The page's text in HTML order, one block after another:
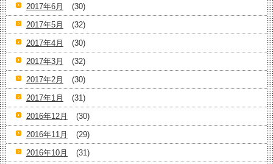
2017年6月
(30)
2017年5月
(32)
2017年4月
(30)
2017年3月
(32)
2017年2月
(30)
2017年1月
(31)
2016年12月
(30)
2016年11月
(29)
2016年10月
(31)